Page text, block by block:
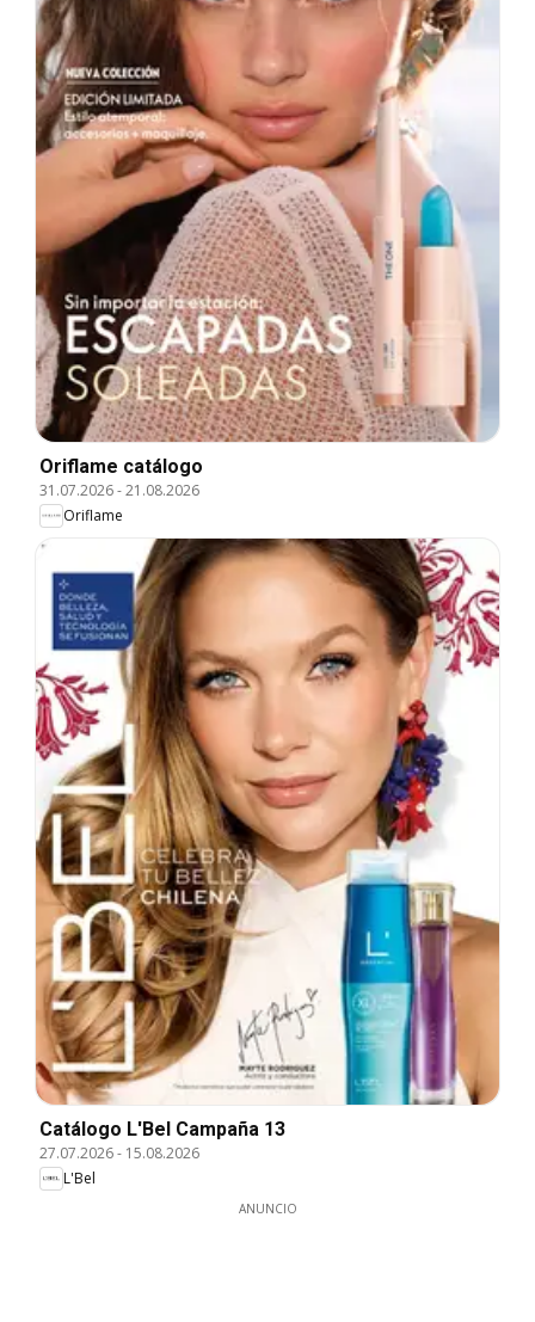
Oriflame catálogo
31.07.2026-21.08.2026
Oriflame
Catálogo L'Bel Campaña 13
27.07.2026- 15.08.2026
L'Bel
ANUNCIO